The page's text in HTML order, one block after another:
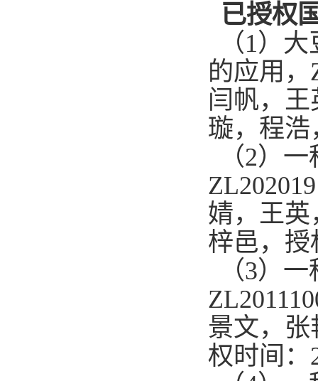
已授权
（1）
的应用，
闫帆， 王
璇， 程浩
（2）
婧， 王英
梓邑 ，
（3）
景文， 张
权时间：